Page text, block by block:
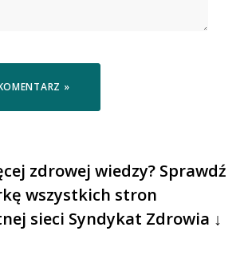
zdrowej wiedzy? Sprawdź
wszystkich stron
sieci Syndykat Zdrowia ↓